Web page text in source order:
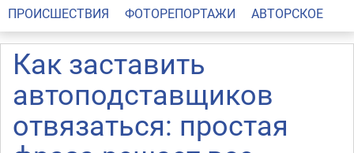
ПРОИСШЕСТВИЯ
ФОТОРЕПОРТАЖИ АВТОРСКОЕ
Как заставить
автоподставщиков
отвязаться: простая